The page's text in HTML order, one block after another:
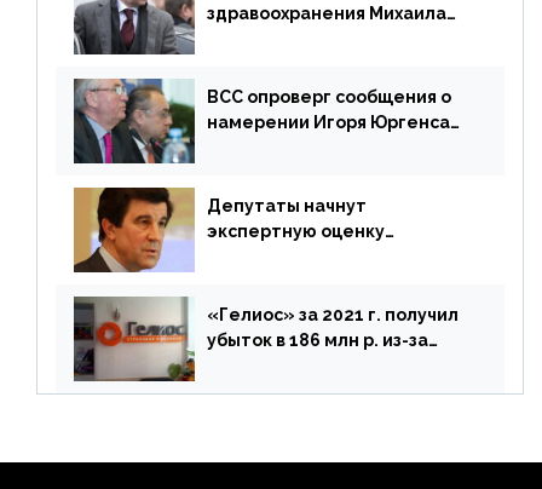
здравоохранения Михаила
ВСС опроверг сообщения о
намерении Игоря Юргенса
Депутаты начнут
экспертную оценку
«Гелиос» за 2021 г. получил
убыток в 186 млн р. из-за
реализации недвижимости